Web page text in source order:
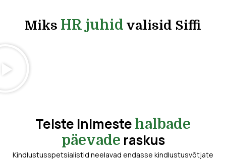
Miks HR juhid valisid Siffi
Teiste inimeste halbade
päevade raskus
Kindlustusspetsialistid neelavad endasse kindlustusvõtjate